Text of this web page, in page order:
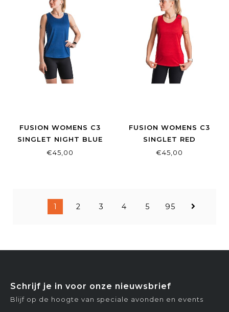
FUSION WOMENS C3
SINGLET NIGHT BLUE
€45,00
FUSION WOMENS C3
SINGLET RED
€45,00
1 2 3 4 5 95
Schrijf je in voor onze nieuwsbrief
Blijf op de hoogte van speciale avonden en events